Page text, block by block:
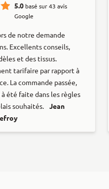
5.0 basé sur 43 avis
Google
de notre demande
Excellents conseils,
et des tissus.
tarifaire par rapport à
La commande passée,
été faite dans les règles
souhaités.
Jean